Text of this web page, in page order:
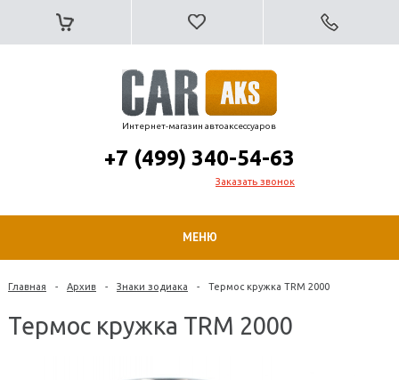
Интернет-магазин автоаксессуаров
+7 (499) 340-54-63
Заказать звонок
МЕНЮ
Главная - Архив - Знаки зодиака - Термос кружка TRM 2000
Термос кружка TRM 2000